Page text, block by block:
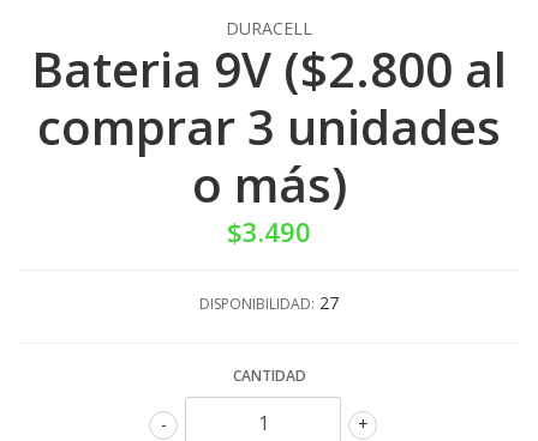
DURACELL
Bateria 9V ($2.800 al
comprar 3 unidades
o más)
$3.490
DISPONIBILIDAD: 27
CANTIDAD
+
-